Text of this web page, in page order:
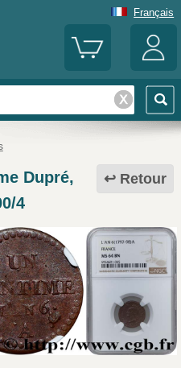
Français
Retour
Dupré,
4